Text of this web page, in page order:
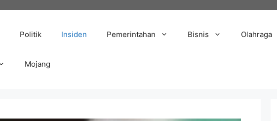
Politik Insiden Pemerintahan Bisnis Olahraga
Mojang